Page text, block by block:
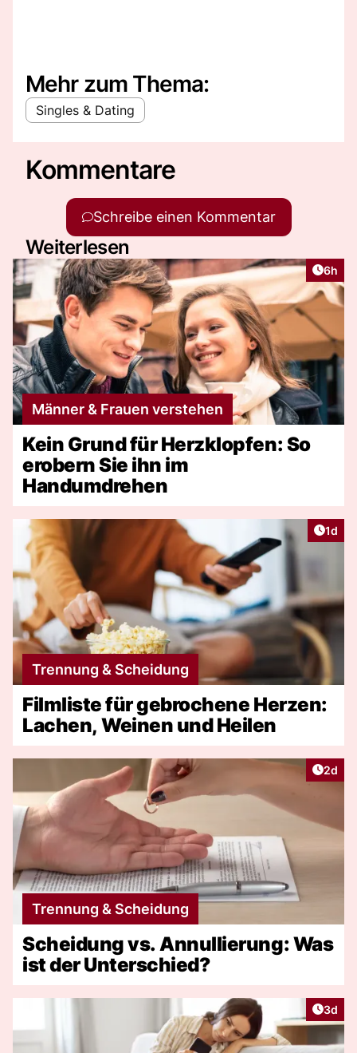
Mehr zum Thema:
Singles & Dating
Kommentare
Schreibe einen Kommentar
Weiterlesen
6h
Männer & Frauen verstehen
Kein Grund für Herzklopfen: So
erobern Sie ihn im
Handumdrehen
1d
Trennung & Scheidung
Filmliste für gebrochene Herzen:
Lachen, Weinen und Heilen
2d
Trennung & Scheidung
Scheidung vs. Annullierung: Was
ist der Unterschied?
3d